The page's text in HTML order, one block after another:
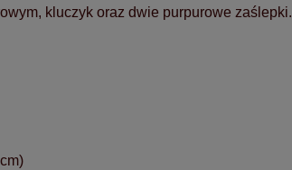
kluczyk oraz dwie purpurowe zaślepki.